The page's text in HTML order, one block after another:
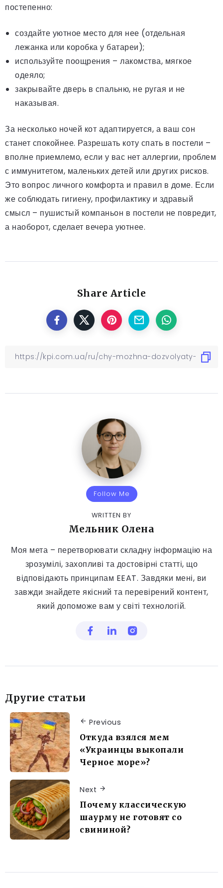
постепенно:
создайте уютное место для нее (отдельная
лежанка или коробка у батареи);
используйте поощрения – лакомства, мягкое
одеяло;
закрывайте дверь в спальню, не ругая и не
наказывая.
За несколько ночей кот адаптируется, а ваш сон
станет спокойнее. Разрешать коту спать в постели –
вполне приемлемо, если у вас нет аллергии, проблем
с иммунитетом, маленьких детей или других рисков.
Это вопрос личного комфорта и правил в доме. Если
же соблюдать гигиену, профилактику и здравый
смысл – пушистый компаньон в постели не повредит,
а наоборот, сделает вечера уютнее.
Share Article
Follow Me
WRITTEN BY
Мельник Олена
Моя мета – перетворювати складну інформацію на
зрозумілі, захопливі та достовірні статті, що
відповідають принципам EEAT. Завдяки мені, ви
завжди знайдете якісний та перевірений контент,
який допоможе вам у світі технологій.
Другие статьи
Previous
Откуда взялся мем
«Украинцы выкопали
Черное море»?
Next
Почему классическую
шаурму не готовят со
свининой?